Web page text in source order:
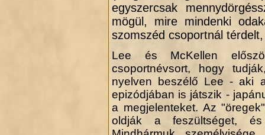
egyszercsak
mögül, mire mindenki
szomszéd csoportnál
Lee és McKellen
csoportnévsort, hogy
nyelven beszélő Lee - aki
epizódjában is játszik -
a megjelenteket. Az
oldják a feszültséget, és